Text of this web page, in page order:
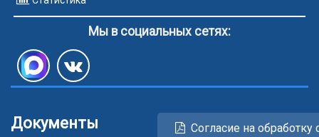
Мы в социальных сетях:
Документы Согласие на